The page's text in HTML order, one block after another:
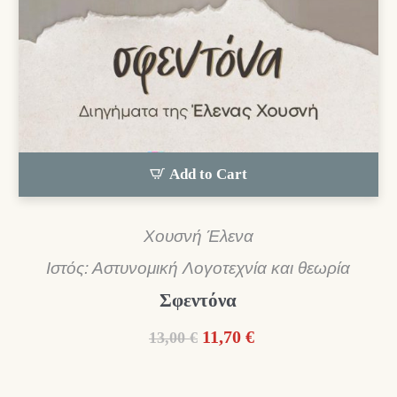
Add to Cart
Χουσνή Έλενα
Ιστός: Αστυνομική Λογοτεχνία και θεωρία
Σφεντόνα
13,00 € Original
11,70 €Η